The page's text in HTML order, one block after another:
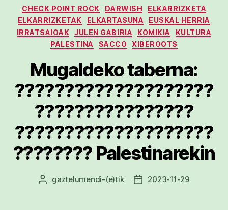
Kategoriak
CHECK POINT ROCK DARWISH
ELKARRIZKETA
ELKARRIZKETAK
ELKARTASUNA
EUSKAL HERRIA
IRRATSAIOAK
JULEN GABIRIA KOMIKIA
KULTURA
PALESTINA
SACCO XIBEROOTS
Mugaldeko taberna:
????????????????????
????????????????
????????????????????
???????? Palestinarekin
Argitalpenaren
gaztelumendi-(e)tik
Argitalpenaren
2023-11-29